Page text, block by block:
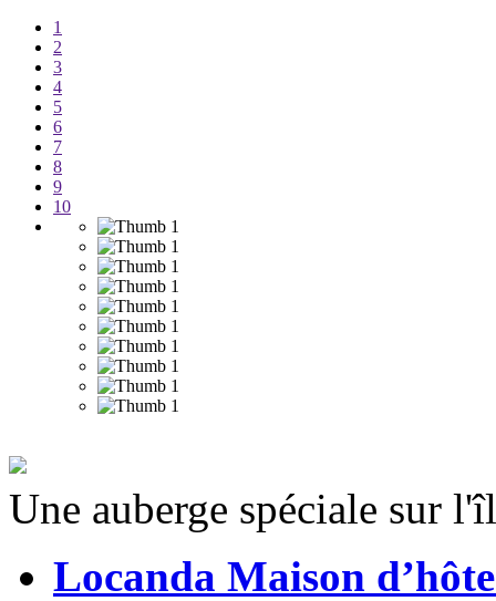
1
2
3
4
5
6
7
8
9
10
Une auberge spéciale sur
Locanda Maison